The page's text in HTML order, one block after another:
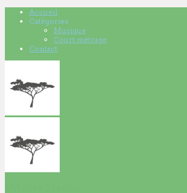
Accueil
Catégories
Musique
Court métrage
Contact